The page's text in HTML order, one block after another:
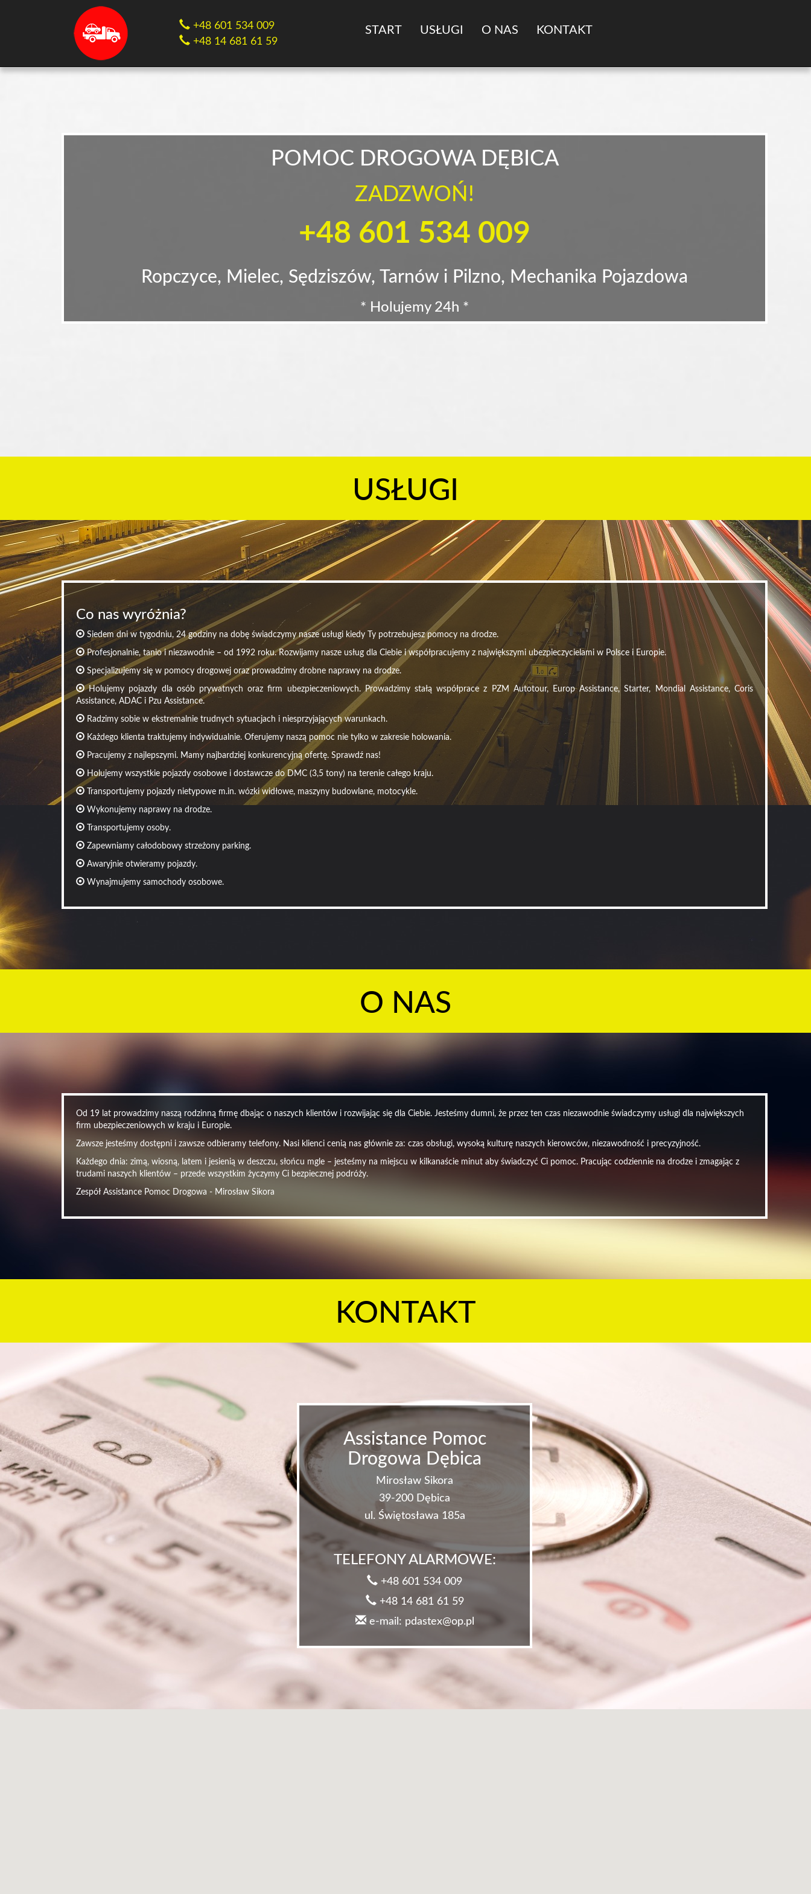
+48 601 534 009
+48 14 681 61 59
START USŁUGI O NAS KONTAKT
POMOC DROGOWA DĘBICA
ZADZWOŃ!
+48 601 534 009
Ropczyce, Mielec, Sędziszów, Tarnów i Pilzno, Mechanika Pojazdowa
* Holujemy 24h *
USŁUGI
Co nas wyróżnia?
Siedem dni w tygodniu, 24 godziny na dobę świadczymy nasze usługi kiedy Ty potrzebujesz pomocy na drodze.
Profesjonalnie, tanio i niezawodnie – od 1992 roku. Rozwijamy nasze usług dla Ciebie i współpracujemy z największymi ubezpieczycielami w Polsce i Europie.
Specjalizujemy się w pomocy drogowej oraz prowadzimy drobne naprawy na drodze.
Holujemy pojazdy dla osób prywatnych oraz firm ubezpieczeniowych. Prowadzimy stałą współprace z PZM Autotour, Europ Assistance, Starter, Mondial Assistance, Coris
Assistance, ADAC i Pzu Assistance.
Radzimy sobie w ekstremalnie trudnych sytuacjach i niesprzyjających warunkach.
Każdego klienta traktujemy indywidualnie. Oferujemy naszą pomoc nie tylko w zakresie holowania.
Pracujemy z najlepszymi. Mamy najbardziej konkurencyjną ofertę. Sprawdź nas!
Holujemy wszystkie pojazdy osobowe i dostawcze do DMC (3,5 tony) na terenie całego kraju.
Transportujemy pojazdy nietypowe m.in. wózki widłowe, maszyny budowlane, motocykle.
Wykonujemy naprawy na drodze.
Transportujemy osoby.
Zapewniamy całodobowy strzeżony parking.
Awaryjnie otwieramy pojazdy.
Wynajmujemy samochody osobowe.
O NAS
Od 19 lat prowadzimy naszą rodzinną firmę dbając o naszych klientów i rozwijając się dla Ciebie. Jesteśmy dumni, że przez ten czas niezawodnie świadczymy usługi dla największych
firm ubezpieczeniowych w kraju i Europie.
Zawsze jesteśmy dostępni i zawsze odbieramy telefony. Nasi klienci cenią nas głównie za: czas obsługi, wysoką kulturę naszych kierowców, niezawodność i precyzyjność.
Każdego dnia: zimą, wiosną, latem i jesienią w deszczu, słońcu mgle – jesteśmy na miejscu w kilkanaście minut aby świadczyć Ci pomoc. Pracując codziennie na drodze i zmagając z
trudami naszych klientów – przede wszystkim życzymy Ci bezpiecznej podróży.
Zespół Assistance Pomoc Drogowa - Mirosław Sikora
KONTAKT
Assistance Pomoc
Drogowa Dębica
Mirosław Sikora
39-200 Dębica
ul. Świętosława 185a
TELEFONY ALARMOWE:
+48 601 534 009
+48 14 681 61 59
e-mail: pdastex@op.pl